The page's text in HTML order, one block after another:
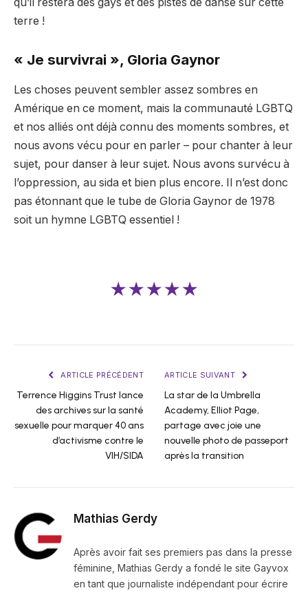
terre !
« Je survivrai », Gloria Gaynor
Les choses peuvent sembler assez sombres en
Amérique en ce moment, mais la communauté LGBTQ
et nos alliés ont déjà connu des moments sombres, et
nous avons vécu pour en parler – pour chanter à leur
sujet, pour danser à leur sujet. Nous avons survécu à
l’oppression, au sida et bien plus encore. Il n’est donc
pas étonnant que le tube de Gloria Gaynor de 1978
soit un hymne LGBTQ essentiel !
★★★★★
ARTICLE PRÉCÉDENT
Terrence Higgins Trust lance
des archives sur la santé
sexuelle pour marquer 40 ans
d’activisme contre le
VIH/SIDA
ARTICLE SUIVANT
La star de la Umbrella
Academy, Elliot Page,
partage avec joie une
nouvelle photo de passeport
après la transition
Mathias Gerdy
Après avoir fait ses premiers pas dans la presse
féminine, Mathias Gerdy a fondé le site Gayvox
en tant que journaliste indépendant pour écrire